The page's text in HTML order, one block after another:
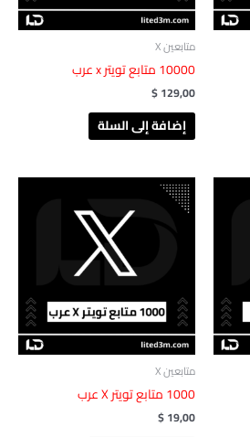
متابعين X
$129,00
إضافة إلى السلة
متابعين X
$19,00